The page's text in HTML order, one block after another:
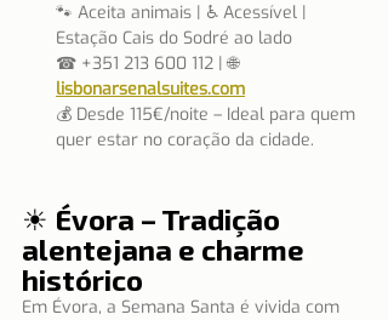
🐾 Aceita animais | ♿ Acessível |
Estação Cais do Sodré ao lado
☎ +351 213 600 112 | 🌐
lisbonarsenalsuites.com
💰 Desde 115€/noite – Ideal para quem
quer estar no coração da cidade.
☀ Évora – Tradição
alentejana e charme
histórico
Em Évora, a Semana Santa é vivida com